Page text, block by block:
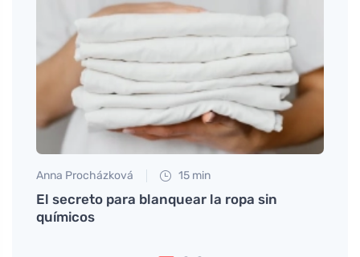
Anna Procházková 15 min
El secreto para blanquear la ropa sin
químicos